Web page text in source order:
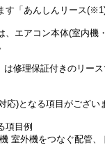
す「あんしんリース
、エアコン本体(室内機
修理保証付きのリース
)となる項目がござい
項目例
室外機をつなぐ配管